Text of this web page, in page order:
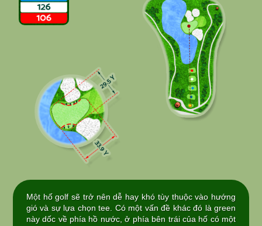
Một hố golf sẽ trở nên dễ hay khó tùy thuộc vào hướng
gió và sự lựa chọn tee. Có một vấn đề khác đó là green
này dốc về phía hồ nước, ở phía bên trái của hố có một